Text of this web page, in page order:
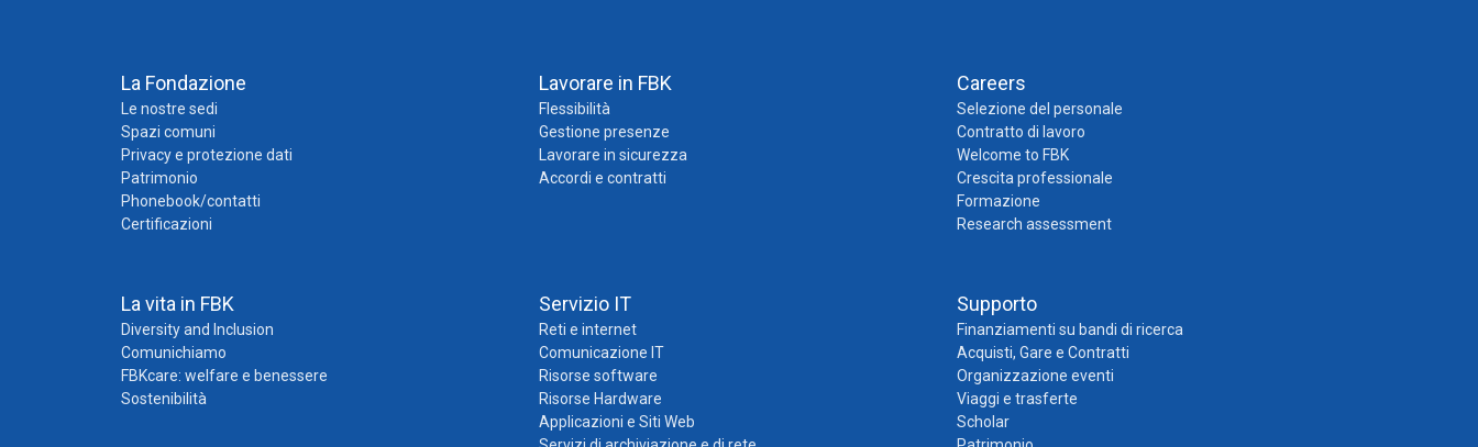
La Fondazione
Le nostre sedi
Spazi comuni
Privacy e protezione dati
Patrimonio
Phonebook/contatti
Certificazioni
Lavorare in FBK
Flessibilità
Gestione presenze
Lavorare in sicurezza
Accordi e contratti
Careers
Selezione del personale
Contratto di lavoro
Welcome to FBK
Crescita professionale
Formazione
Research assessment
La vita in FBK
Diversity and Inclusion
Comunichiamo
FBKcare: welfare e benessere
Sostenibilità
Servizio IT
Reti e internet
Comunicazione IT
Risorse software
Risorse Hardware
Applicazioni e Siti Web
Supporto
Finanziamenti su bandi di ricerca
Acquisti, Gare e Contratti
Organizzazione eventi
Viaggi e trasferte
Scholar